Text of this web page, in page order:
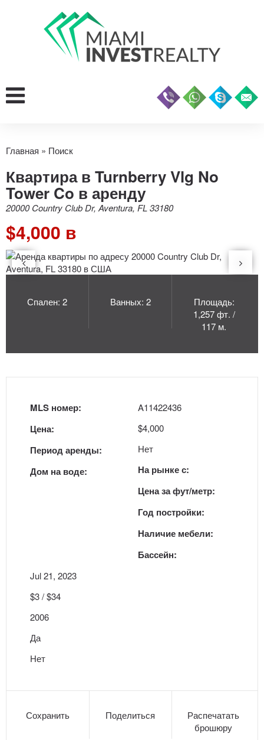
Главная » Поиск
Квартира в Turnberry Vlg No
Tower Co в аренду
20000 Country Club Dr, Aventura, FL 33180
$4,000 в
Спален: 2 Ванных: 2
Площадь:
1,257 фт. /
117 м.
MLS номер:
Цена:
Период аренды:
Дом на воде:
A11422436
$4,000
Нет
На рынке с:
Цена за фут/метр:
Год постройки:
Наличие мебели:
Бассейн:
Jul 21, 2023
$3 / $34
2006
Да
Нет
Сохранить Поделиться
Распечатать
брошюру